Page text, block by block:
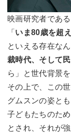
映画研究者であ
「 いま80歳を超
といえる存在なん
裁時代、そして
ら」と世代背景を
その上で、この
グムスンの姿と
子どもたちのた
とされ、それが